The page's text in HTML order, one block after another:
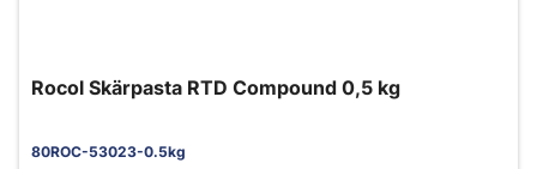
Rocol Skärpasta RTD Compound 0,5 kg
80ROC-53023-0.5kg